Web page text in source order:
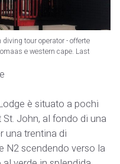
tour operator - offerte
e western cape. Last
è situato a pochi
John, al fondo di una
una trentina di
N2 scendendo verso la